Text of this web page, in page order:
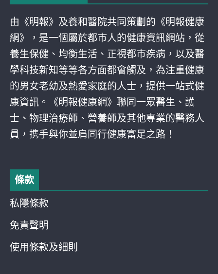
由《明報》及養和醫院共同策劃的《明報健康
網》，是一個屬於都巿人的健康資訊網站，從
養生保健、均衡生活、正視都巿疾病，以及醫
學科技新知等等各方面都會觸及，為注重健康
的男女老幼及熱愛家庭的人士，提供一站式健
康資訊。《明報健康網》聯同一眾醫生、護
士、物理治療師、營養師及其他專業的醫務人
員，携手與你並肩同行健康富足之路！
條款
私隱條款
免責聲明
使用條款及細則